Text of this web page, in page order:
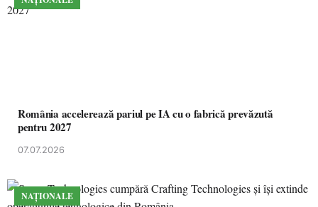
România accelerează pariul pe IA cu o fabrică prevăzută
pentru 2027
07.07.2026
NAȚIONALE